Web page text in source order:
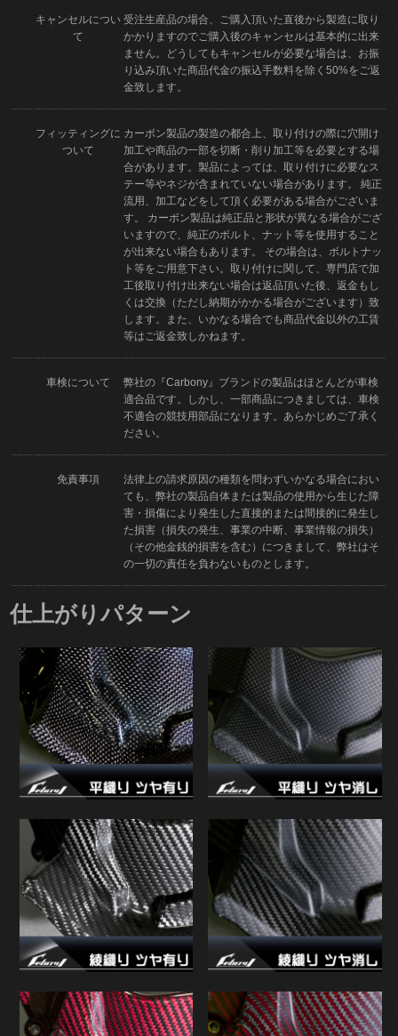
キャンセルについ
て
受注生産品の場合、ご購入頂いた直後から製造に取り
かかりますのでご購入後のキャンセルは基本的に出来
ません。どうしてもキャンセルが必要な場合は、お振
り込み頂いた商品代金の振込手数料を除く50%をご返
金致します。
フィッティングに
ついて
カーボン製品の製造の都合上、取り付けの際に穴開け
加工や商品の一部を切断・削り加工等を必要とする場
合があります。製品によっては、取り付けに必要なス
テー等やネジが含まれていない場合があります。 純正
流用、加工などをして頂く必要がある場合がございま
す。 カーボン製品は純正品と形状が異なる場合がござ
いますので、純正のボルト、ナット等を使用すること
が出来ない場合もあります。 その場合は、ボルトナッ
ト等をご用意下さい。取り付けに関して、専門店で加
工後取り付け出来ない場合は返品頂いた後、返金もし
くは交換（ただし納期がかかる場合がございます）致
します。また、いかなる場合でも商品代金以外の工賃
等はご返金致しかねます。
車検について
弊社の『Carbony』ブランドの製品はほとんどが車検
適合品です。しかし、一部商品につきましては、車検
不適合の競技用部品になります。あらかじめご了承く
ださい。
免責事項
法律上の請求原因の種類を問わずいかなる場合におい
ても、弊社の製品自体または製品の使用から生じた障
害・損傷により発生した直接的または間接的に発生し
た損害（損失の発生、事業の中断、事業情報の損失）
（その他金銭的損害を含む）につきまして、弊社はそ
の一切の責任を負わないものとします。
仕上がりパターン